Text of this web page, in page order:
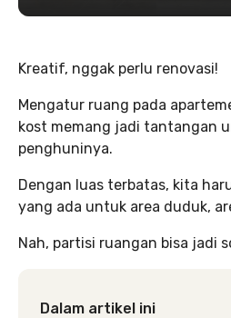
Kreatif, nggak perlu renovasi!
Mengatur ruang pada
kost memang jadi tantangan
penghuninya.
Dengan luas terbatas, kita
yang ada untuk area duduk,
Nah, partisi ruangan bisa jadi
Dalam artikel ini